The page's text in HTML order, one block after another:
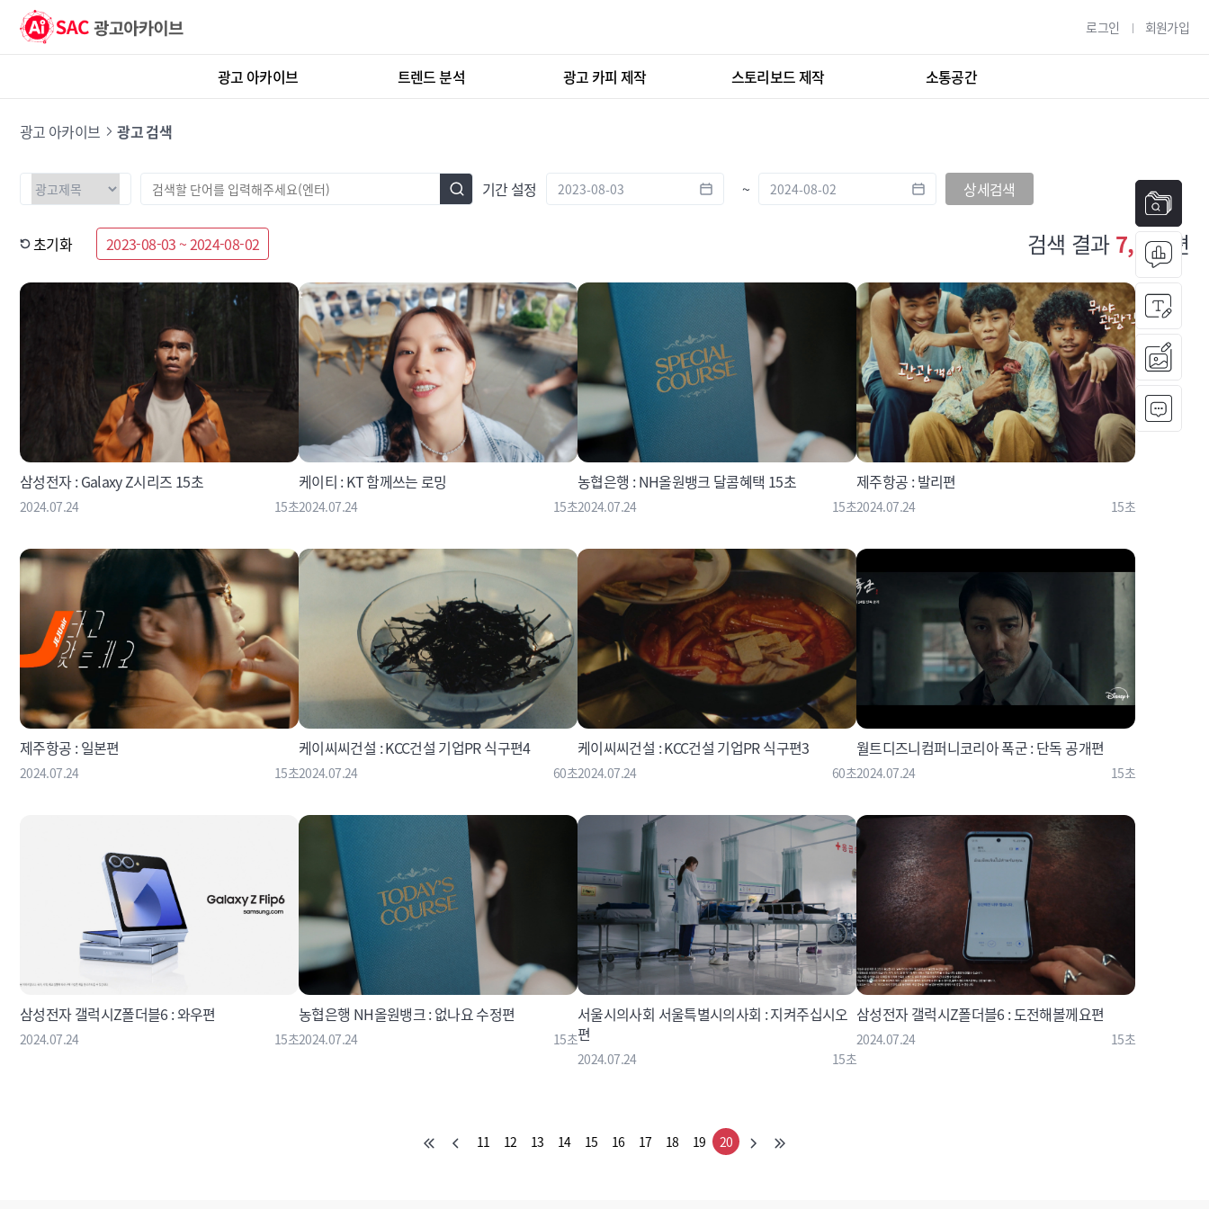
로그인 회원가입
광고 아카이브 트렌드 분석 광고 카피 제작 스토리보드 제작 소통공간
광고 아카이브 광고 검색
기간 설정 ~ 상세검색
초기화 2023-08-03 ~ 2024-08-02 검색 결과7,833편
삼성전자 : Galaxy Z시리즈 15초
2024.07.24 15초
케이티 : KT 함께쓰는 로밍
2024.07.24 15초
농협은행 : NH올원뱅크 달콤혜택 15초
2024.07.24 15초
제주항공 : 발리편
2024.07.24 15초
제주항공 : 일본편
2024.07.24 15초
케이씨씨건설 : KCC건설 기업PR 식구편4
2024.07.24 60초
케이씨씨건설 : KCC건설 기업PR 식구편3
2024.07.24 60초
월트디즈니컴퍼니코리아 폭군 : 단독 공개편
2024.07.24 15초
삼성전자 갤럭시Z폴더블6 : 와우편
2024.07.24 15초
농협은행 NH올원뱅크 : 없나요 수정편
2024.07.24 15초
서울시의사회 서울특별시의사회 : 지켜주십시오
편
2024.07.24 15초
삼성전자 갤럭시Z폴더블6 : 도전해볼께요편
2024.07.24 15초
11 12 13 14 15 16 17 18 19 20